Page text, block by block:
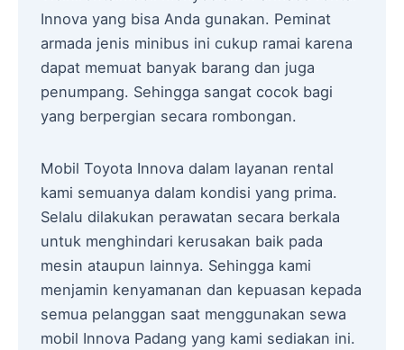
Innova yang bisa Anda gunakan. Peminat
armada jenis minibus ini cukup ramai karena
dapat memuat banyak barang dan juga
penumpang. Sehingga sangat cocok bagi
yang berpergian secara rombongan.
Mobil Toyota Innova dalam layanan rental
kami semuanya dalam kondisi yang prima.
Selalu dilakukan perawatan secara berkala
untuk menghindari kerusakan baik pada
mesin ataupun lainnya. Sehingga kami
menjamin kenyamanan dan kepuasan kepada
semua pelanggan saat menggunakan sewa
mobil Innova Padang yang kami sediakan ini.